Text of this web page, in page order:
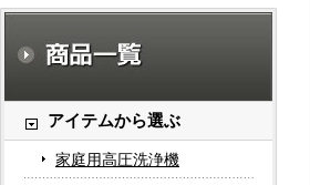
アイテムから選ぶ
家庭用高圧洗浄機